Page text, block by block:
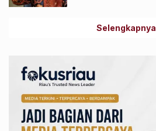
Selengkapnya